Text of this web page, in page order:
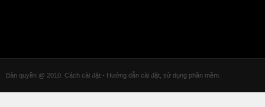
Bản quyền @ 2010. Cách cài đặt - Hướng dẫn cài đặt, sử dụng phần mềm.